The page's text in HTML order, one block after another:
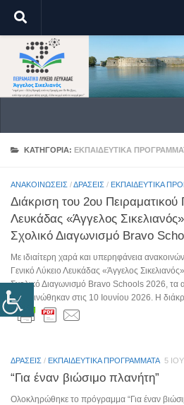
Skip to content
ΚΑΤΗΓΟΡΊΑ: ΕΚΠΑΙΔΕΥΤΙΚΆ
ΑΝΑΚΟΙΝΏΣΕΙΣ /ΔΡΆΣΕΙΣ / ΕΚΠΑΙΔΕΥΤΙΚΆ
Διάκριση του 2ου Πειραματικού
Λευκάδας «Άγγελος
Σχολικό Διαγωνισμό Bravo
Με ιδιαίτερη χαρά και υπερηφάνεια
Γενικό Λύκειο Λευκάδας «Άγγελος
Σχολικό Διαγωνισμό Bravo Schools 2026, τα
ανακοινώθηκαν στις 10 Ιουνίου 2026. Η
ΔΡΆΣΕΙΣ / ΕΚΠΑΙΔΕΥΤΙΚΆ ΠΡΟΓΡΆΜΜΑΤΑ 5
“Για έναν βιώσιμο πλανήτη”
Ολοκληρώθηκε το πρόγραμμα “Για έναν